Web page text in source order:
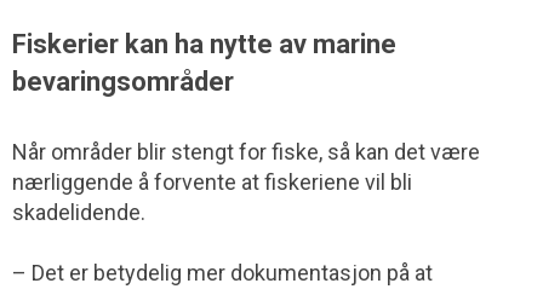
Fiskerier kan ha nytte av marine
bevaringsområder
Når områder blir stengt for fiske, så kan det være
nærliggende å forvente at fiskeriene vil bli
skadelidende.
– Det er betydelig mer dokumentasjon på at